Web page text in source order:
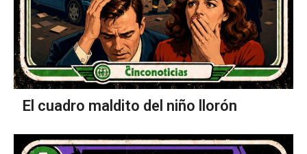
El cuadro maldito del niño llorón